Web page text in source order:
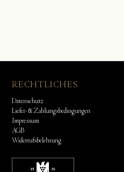
RECHTLICHES
Datenschutz
Liefer- & Zahlungsbedingungen
Impressum
AGB
Widerrufsbelehrung